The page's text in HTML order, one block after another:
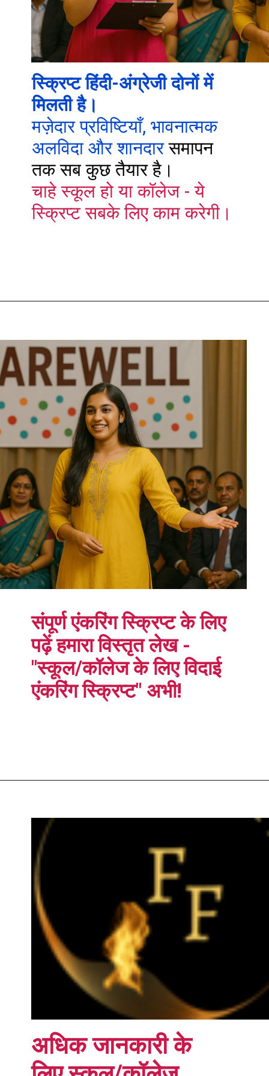
स्क्रिप्ट हिंदी-अंग्रेजी दोनों में
मिलती है।
मज़ेदार प्रविष्टियाँ, भावनात्मक
अलविदा और शानदारसमापन
चाहे स्कूल हो या कॉलेज - ये
स्क्रिप्ट सबके लिए काम करेगी।
संपूर्ण एंकरिंग स्क्रिप्ट के लिए
पढ़ें हमारा विस्तृत लेख -
"स्कूल/कॉलेज के लिए विदाई
एंकरिंग स्क्रिप्ट" अभी!
अधिक जानकारी के